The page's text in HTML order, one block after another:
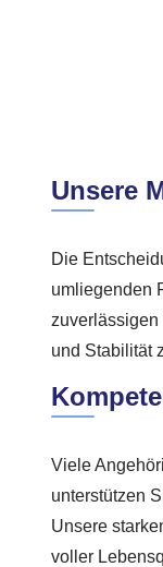
Unsere
Die
umliegenden
zuverlässigen
und Stabilität
Viele
unterstützen
Unsere
voller